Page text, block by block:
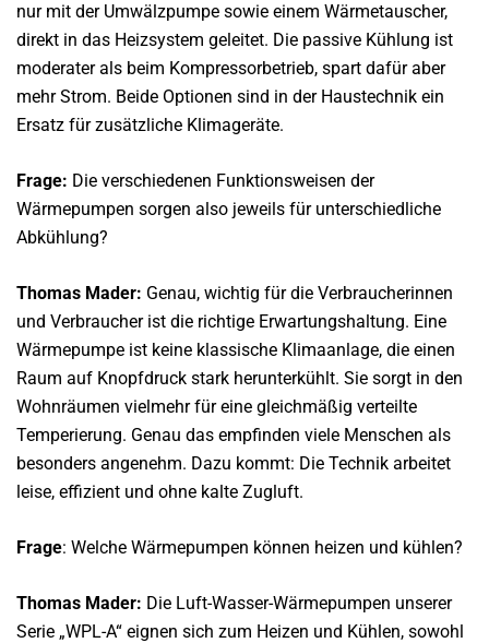
nur mit der Umwälzpumpe sowie einem Wärmetauscher,
direkt in das Heizsystem geleitet. Die passive Kühlung ist
moderater als beim Kompressorbetrieb, spart dafür aber
mehr Strom. Beide Optionen sind in der Haustechnik ein
Ersatz für zusätzliche Klimageräte.
Frage: Die verschiedenen Funktionsweisen der
Wärmepumpen sorgen also jeweils für unterschiedliche
Abkühlung?
Thomas Mader: Genau, wichtig für die Verbraucherinnen
und Verbraucher ist die richtige Erwartungshaltung. Eine
Wärmepumpe ist keine klassische Klimaanlage, die einen
Raum auf Knopfdruck stark herunterkühlt. Sie sorgt in den
Wohnräumen vielmehr für eine gleichmäßig verteilte
Temperierung. Genau das empfinden viele Menschen als
besonders angenehm. Dazu kommt: Die Technik arbeitet
leise, effizient und ohne kalte Zugluft.
Frage: Welche Wärmepumpen können heizen und kühlen?
Thomas Mader: Die Luft-Wasser-Wärmepumpen unserer
Serie „WPL-A“ eignen sich zum Heizen und Kühlen, sowohl